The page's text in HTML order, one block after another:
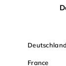
Deutschland
France